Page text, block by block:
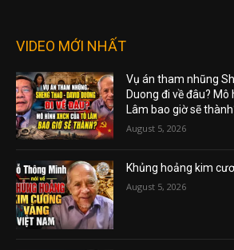
VIDEO MỚI NHẤT
Vụ án tham nhũng
Duong đi về đâu? Mô
Lâm bao giờ sẽ
August 5, 2026
Khủng hoảng kim
August 5, 2026